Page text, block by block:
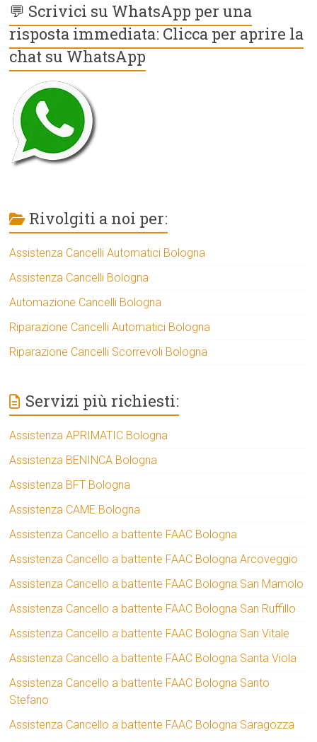
💬 Scrivici su WhatsApp per una
risposta immediata: Clicca per aprire la
chat su WhatsApp
Rivolgiti a noi per:
Assistenza Cancelli Automatici Bologna
Assistenza Cancelli Bologna
Automazione Cancelli Bologna
Riparazione Cancelli Automatici Bologna
Riparazione Cancelli Scorrevoli Bologna
Servizi più richiesti:
Assistenza APRIMATIC Bologna
Assistenza BENINCA Bologna
Assistenza BFT Bologna
Assistenza CAME Bologna
Assistenza Cancello a battente FAAC Bologna
Assistenza Cancello a battente FAAC Bologna Arcoveggio
Assistenza Cancello a battente FAAC Bologna San Mamolo
Assistenza Cancello a battente FAAC Bologna San Ruffillo
Assistenza Cancello a battente FAAC Bologna San Vitale
Assistenza Cancello a battente FAAC Bologna Santa Viola
Assistenza Cancello a battente FAAC Bologna Santo
Stefano
Assistenza Cancello a battente FAAC Bologna Saragozza